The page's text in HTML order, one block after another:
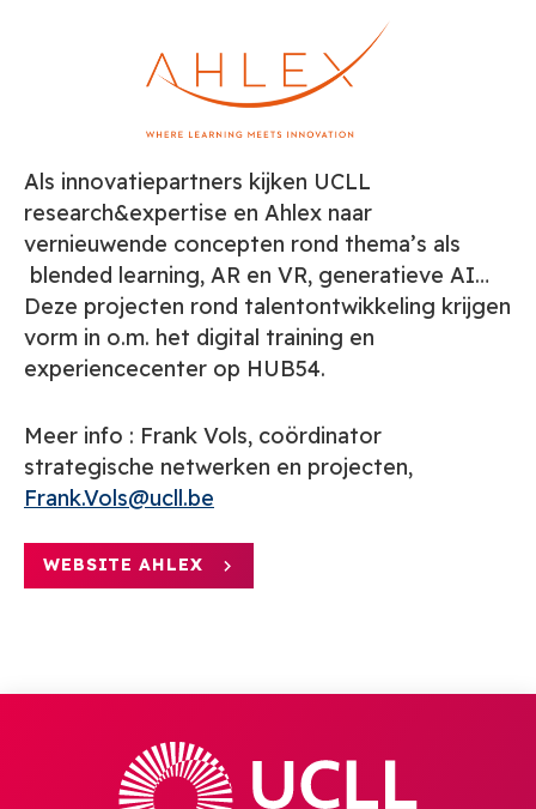
Als innovatiepartners kijken UCLL
research&expertise en Ahlex naar
vernieuwende concepten rond thema’s als
blended learning, AR en VR, generatieve AI…
Deze projecten rond talentontwikkeling krijgen
vorm in o.m. het digital training en
experiencecenter op HUB54.
Meer info : Frank Vols, coördinator
strategische netwerken en projecten,
Frank.Vols@ucll.be
WEBSITE AHLEX